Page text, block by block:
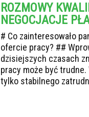
ROZMOWY
NEGOCJACJE
# Co zainteresowało
ofercie pracy? ##
dzisiejszych czasach
pracy może być
tylko stabilnego